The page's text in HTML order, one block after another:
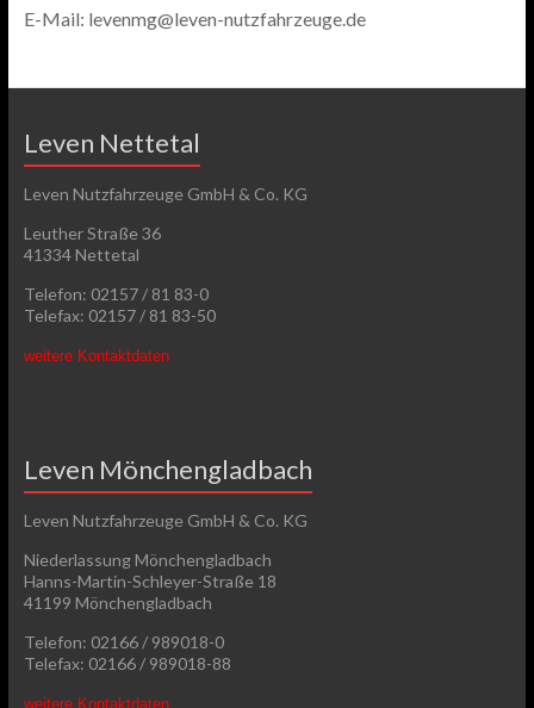
E-Mail: levenmg@leven-nutzfahrzeuge.de
Leven Nettetal
Leven Nutzfahrzeuge GmbH & Co. KG
Leuther Straße 36
41334 Nettetal
Telefon: 02157 / 81 83-0
Telefax: 02157 / 81 83-50
weitere Kontaktdaten
Leven Mönchengladbach
Leven Nutzfahrzeuge GmbH & Co. KG
Niederlassung Mönchengladbach
Hanns-Martin-Schleyer-Straße 18
41199 Mönchengladbach
Telefon: 02166 / 989018-0
Telefax: 02166 / 989018-88
weitere Kontaktdaten